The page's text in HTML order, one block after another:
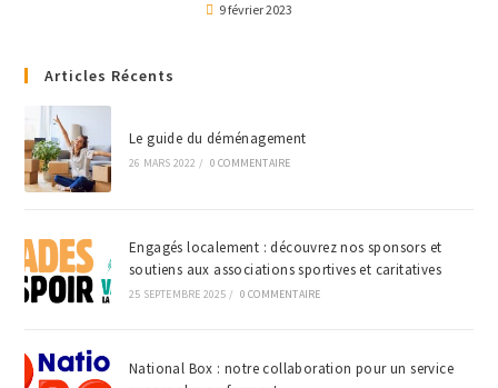
9 février 2023
Articles Récents
Le guide du déménagement
26 MARS 2022 / 0 COMMENTAIRE
Engagés localement : découvrez nos sponsors et
soutiens aux associations sportives et caritatives
25 SEPTEMBRE 2025 / 0 COMMENTAIRE
National Box : notre collaboration pour un service